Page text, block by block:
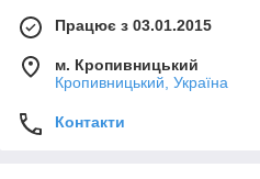
Працює з 03.01.2015
м. Кропивницький
Кропивницький, Україна
Контакти